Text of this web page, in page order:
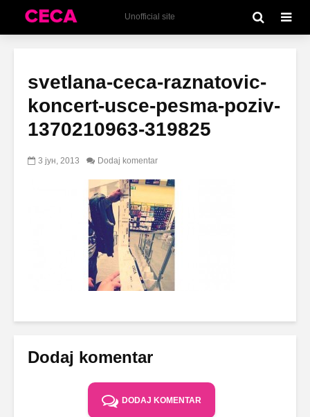
Unofficial site
svetlana-ceca-raznatovic-
koncert-usce-pesma-poziv-
1370210963-319825
3 јун, 2013 Dodaj komentar
Dodaj komentar
DODAJ KOMENTAR